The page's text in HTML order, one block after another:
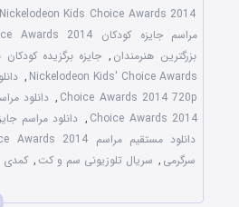
Nickelodeon Kids Choice Awards 2014
مراسم جایزه کودکان Nickelodeon Kids Choice Awards 2014
بزرگترین هنرمندان , جایزه برگزیده کودکان
Nickelodeon Kids' Choice Awards
,
Choice Awards 2014 720p
,
Choice Awards 2014
, دانلود مراسم
دانلود مستقیم مراسم Nickelodeon Kids Choice Awards 2014
سرگرمی , سریال تلوزیونی سم و کت, کمدی